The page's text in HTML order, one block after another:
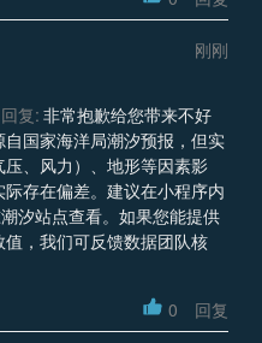
刚刚
回复: 非常抱歉给您带来不好
国家海洋局潮汐预报，但实
、风力）、地形等因素影
存在偏差。建议在小程序内
汐站点查看。如果您能提供
，我们可反馈数据团队核
0 回复